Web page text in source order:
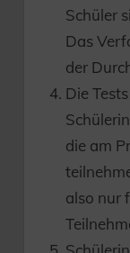
Schüler
Das
der
Die
die am
also nur